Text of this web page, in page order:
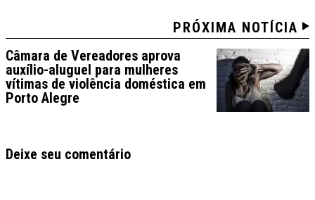
PRÓXIMA NOTÍCIA
Câmara de Vereadores aprova
auxílio-aluguel para mulheres
vítimas de violência doméstica em
Porto Alegre
Deixe seu comentário